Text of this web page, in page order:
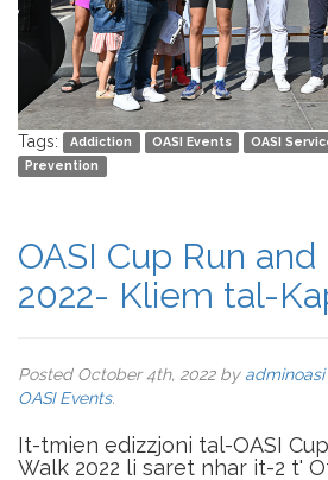
Tags: Addiction OASI Events OASI
Prevention
OASI Cup Run
2022- Kliem tal-
Posted October 4th, 2022by adminoasi
OASI Events.
It-tmien edizzjoni tal-OASI
Walk 2022 li saret nhar it-2 t'